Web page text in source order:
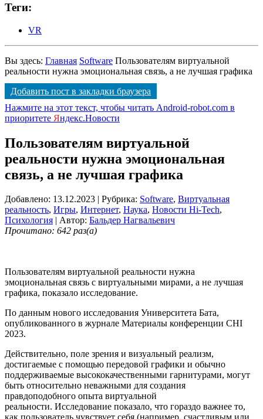
Теги:
VR
Вы здесь: Главная Software Пользователям виртуальной
реальности нужна эмоциональная связь, а не лучшая графика
Добавить пост в закладки браузера
Нажмите на этот текст, чтобы читать Android-robot.com в
приоритете Яндекс.Новости
Пользователям виртуальной
реальности нужна эмоциональная
связь, а не лучшая графика
Добавлено: 13.12.2023 | Рубрика: Software, Виртуальная
реальность, Игры, Интернет, Наука, Новости Hi-Tech,
Психология | Автор: Бальдер Нагвальевич
Прочитано: 642 раз(а)
Пользователям виртуальной реальности нужна
эмоциональная связь с виртуальными мирами, а не лучшая
графика, показало исследование.
По данным нового исследования Университета Бата,
опубликованного в журнале Материалы конференции CHI
2023.
Действительно, поле зрения и визуальный реализм,
достигаемые с помощью передовой графики и обычно
поддерживаемые высококачественными гарнитурами, могут
быть относительно неважными для создания
правдоподобного опыта виртуальной
реальности. Исследование показало, что гораздо важнее то,